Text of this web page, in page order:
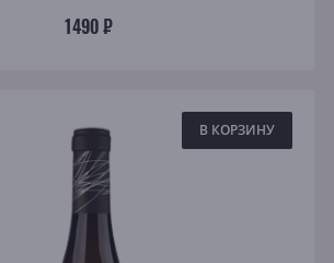
1490 ₽
В КОРЗИНУ